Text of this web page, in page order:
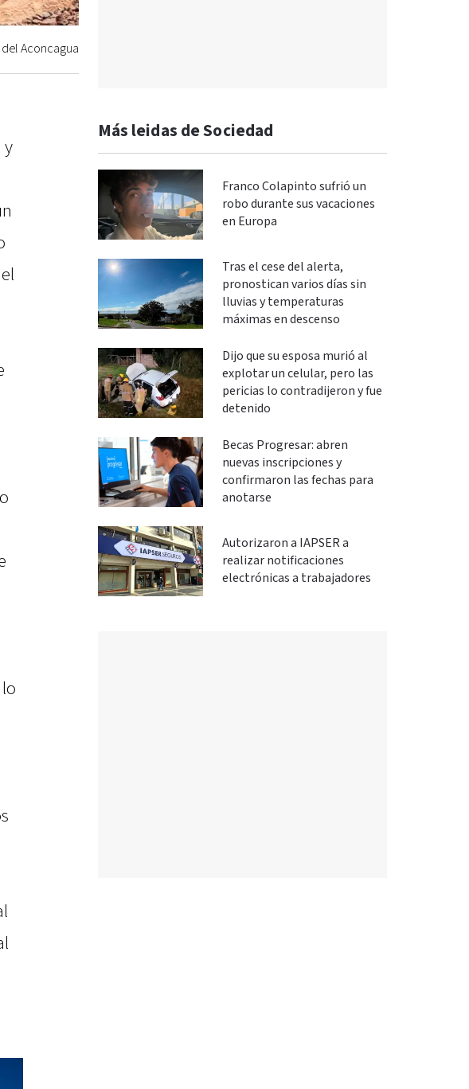
Aconcagua
y
Más leidas de Sociedad
Franco Colapinto sufrió un
robo durante sus vacaciones
en Europa
Tras el cese del alerta,
pronostican varios días sin
lluvias y temperaturas
máximas en descenso
Dijo que su esposa murió al
explotar un celular, pero las
pericias lo contradijeron y fue
detenido
Becas Progresar: abren
nuevas inscripciones y
confirmaron las fechas para
anotarse
Autorizaron a IAPSER a
realizar notificaciones
electrónicas a trabajadores